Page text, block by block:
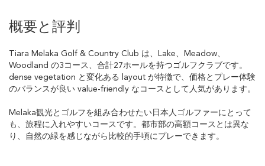
概要と評判
Tiara Melaka Golf & Country Club は、Lake、Meadow、
Woodland の3コース、合計27ホールを持つゴルフクラブです。
dense vegetation と変化ある layout が特徴で、価格とプレー体験
のバランスが良い value-friendly なコースとして人気があります。
Melaka観光とゴルフを組み合わせたい日本人ゴルファーにとって
も、旅程に入れやすいコースです。都市部の高額コースとは異な
り、自然の緑を感じながら比較的手頃にプレーできます。